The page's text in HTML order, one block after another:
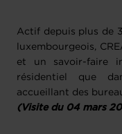
Actif depuis plus de
luxembourgeois,
et un savoir-faire
résidentiel que
accueillant des
(Visite du 04 mars